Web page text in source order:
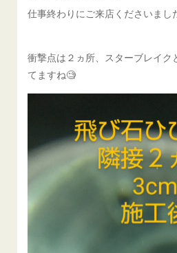
仕事終わりにご来店くださいまし
衝撃点は２ヵ所、スターブレイク
てますね🧐